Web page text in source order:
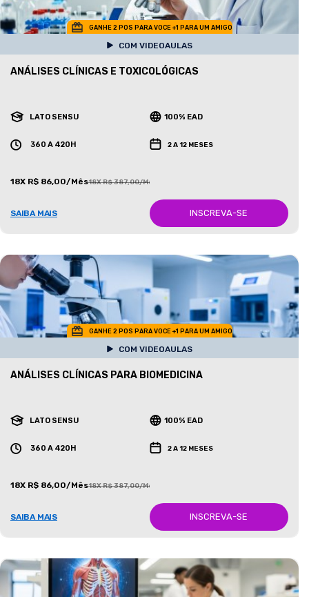
GANHE 2 POS PARA VOCE +1 PARA UM AMIGO
COM VIDEOAULAS
ANÁLISES CLÍNICAS E TOXICOLÓGICAS
LATO SENSU 100% EAD
360 A 420H 2 A 12 MESES
18X R$ 86,00/Mês18X R$ 387,00/Mês
SAIBA MAIS INSCREVA-SE
GANHE 2 POS PARA VOCE +1 PARA UM AMIGO
COM VIDEOAULAS
ANÁLISES CLÍNICAS PARA BIOMEDICINA
LATO SENSU 100% EAD
360 A 420H 2 A 12 MESES
18X R$ 86,00/Mês18X R$ 387,00/Mês
SAIBA MAIS INSCREVA-SE